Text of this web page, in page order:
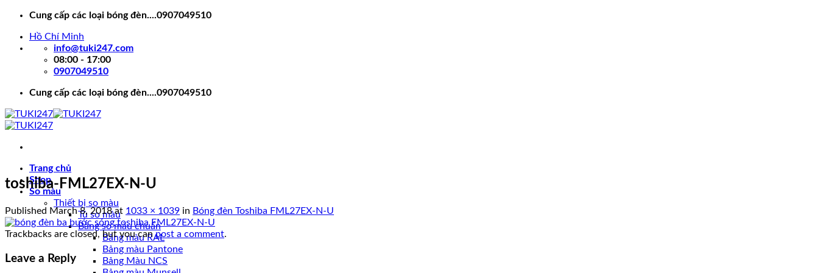
Skip
content
Cung cấp các loại bóng đèn....0907049510
Hồ Chí Minh
info@tuki247.com
08:00 - 17:00
0907049510
Cung cấp các loại bóng đèn....0907049510
Trang chủ
Shop
So màu
Thiết bị so màu
Tủ so màu
Bảng so màu chuẩn
Bảng màu RAL
Bảng màu Pantone
Bảng Màu NCS
toshiba-FML27EX-N-U
Published March 8, 2018at 1033 × 1039 in Bóng đèn Toshiba FML27EX-N-U
Trackbacks are closed, but you canpost a comment.
Leave a Reply